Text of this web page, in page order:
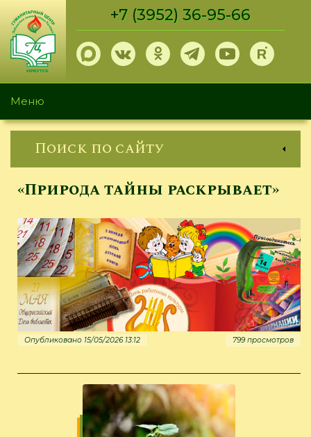
Перейти
основному
содержанию
+7 (3952) 36-95-66
Меню
Поиск по сайту
«Природа тайны раскрывает»
Опубликовано 15/05/2026 13:12 799 просмотров